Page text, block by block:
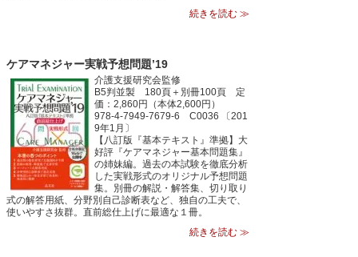
続きを読む ≫
ケアマネジャー実戦予想問題’19
介護支援研究会監修
B5判並製 180頁＋別冊100頁 定
価：2,860円（本体2,600円）
978-4-7949-7679-6 C0036 〔201
9年1月〕
【八訂版『基本テキスト』準拠】大
好評『ケアマネジャー基本問題集』
の姉妹編。過去の本試験を徹底分析
した実戦形式のオリジナル予想問題
集。別冊の解説・解答集、切り取り
式の解答用紙、分野別自己診断表など、独自の工夫で、
使いやすさ抜群。直前総仕上げに最適な１冊。
続きを読む ≫